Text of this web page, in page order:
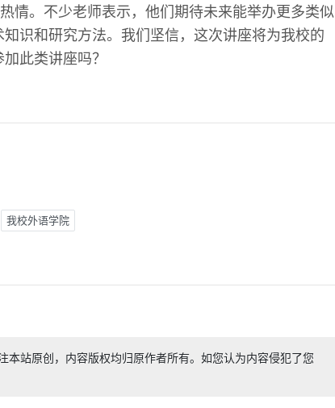
情。不少老师表示，他们期待未来能举办更多类似
识和研究方法。我们坚信，这次讲座将为我校的
此类讲座吗？
我校外语学院
本站原创，内容版权均归原作者所有。如您认为内容侵犯了您